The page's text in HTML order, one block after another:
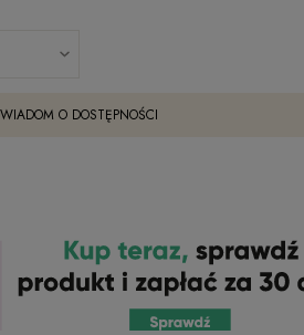
O DOSTĘPNOŚCI